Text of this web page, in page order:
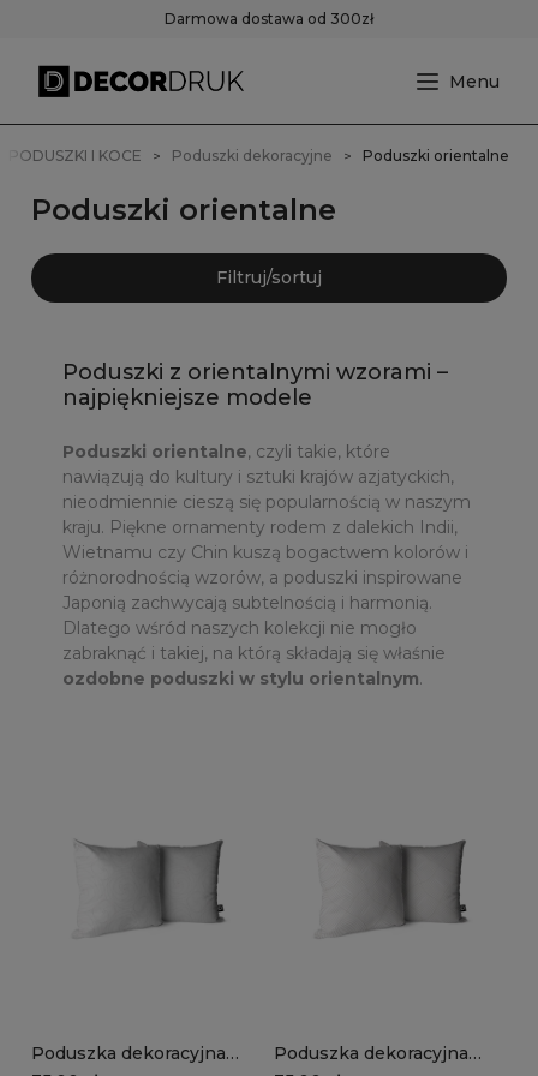
Darmowa dostawa od 300zł
PODUSZKI I KOCE Poduszki dekoracyjne Poduszki orientalne
Poduszki orientalne
Filtruj/sortuj
Poduszki z orientalnymi wzorami –
najpiękniejsze modele
Poduszki orientalne, czyli takie, które
nawiązują do kultury i sztuki krajów azjatyckich,
nieodmiennie cieszą się popularnością w naszym
kraju. Piękne ornamenty rodem z dalekich Indii,
Wietnamu czy Chin kuszą bogactwem kolorów i
różnorodnością wzorów, a poduszki inspirowane
Japonią zachwycają subtelnością i harmonią.
Dlatego wśród naszych kolekcji nie mogło
zabraknąć i takiej, na którą składają się właśnie
ozdobne poduszki w stylu orientalnym.
Poduszka dekoracyjna
Poduszka dekoracyjna